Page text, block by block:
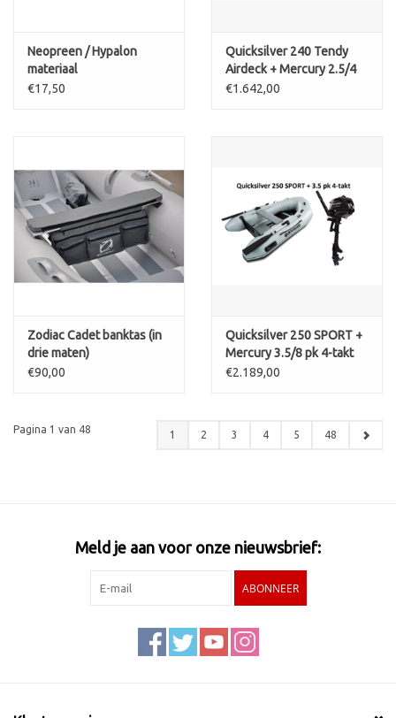
Neopreen / Hypalon
materiaal
€17,50
Quicksilver 240 Tendy
Airdeck + Mercury 2.5/4
pk 4-takt
€1.642,00
Zodiac Cadet banktas (in
drie maten)
€90,00
Quicksilver 250 SPORT +
Mercury 3.5/8 pk 4-takt
€2.189,00
Pagina 1 van 48 1 2 3 4 5 48
Meld je aan voor onze nieuwsbrief:
ABONNEER